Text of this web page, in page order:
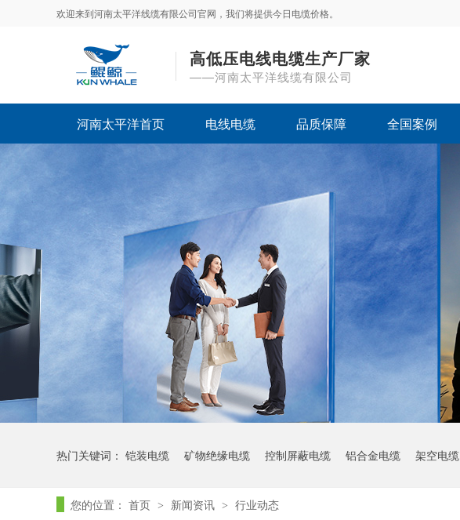
欢迎来到河南太平洋线缆有限公司官网，我们将提供今日电缆价格。
高低压电线电缆生产厂家
——河南太平洋线缆有限公司
河南太平洋首页 电线电缆 品质保障 全国案例
热门关键词： 铠装电缆 矿物绝缘电缆 控制屏蔽电缆 铝合金电缆 架空电缆
您的位置： 首页 > 新闻资讯 > 行业动态